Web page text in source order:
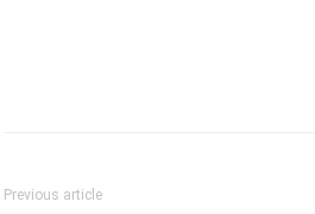
Previous article